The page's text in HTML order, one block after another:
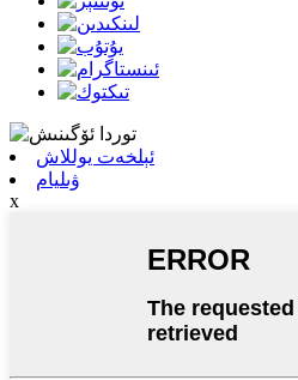
ئېلخەت يوللاش
ۋىليام
x